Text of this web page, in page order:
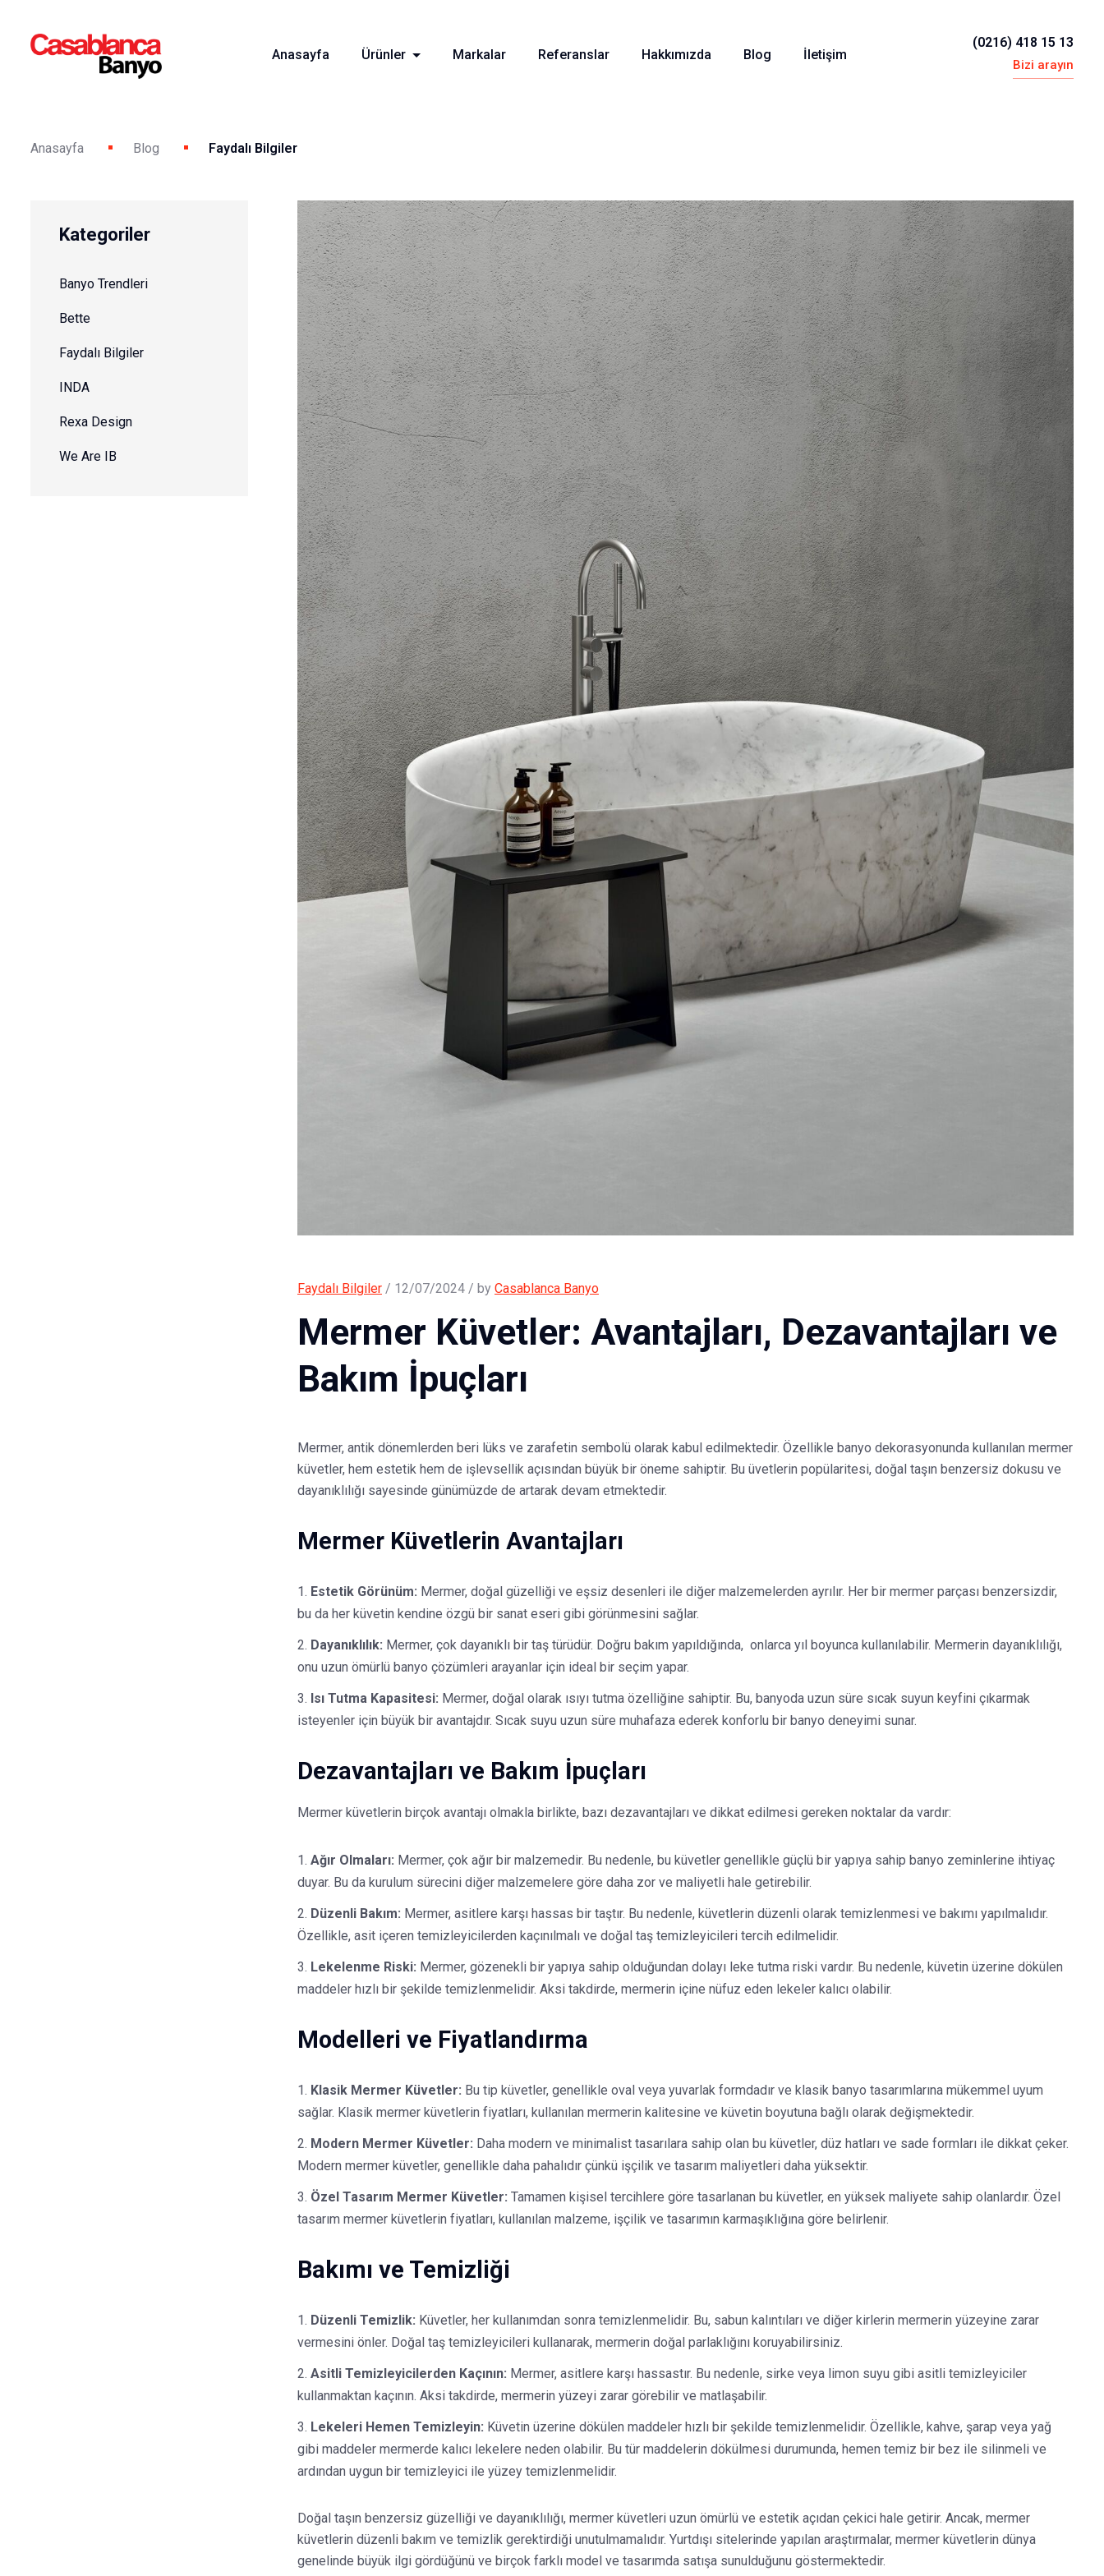
Anasayfa Ürünler Markalar Referanslar Hakkımızda Blog İletişim
(0216) 418 15 13
Bizi arayın
Anasayfa Blog Faydalı Bilgiler
Kategoriler
Banyo Trendleri
Bette
Faydalı Bilgiler
INDA
Rexa Design
We Are IB
Faydalı Bilgiler / 12/07/2024 / by Casablanca Banyo
Mermer Küvetler: Avantajları, Dezavantajları ve
Bakım İpuçları
Mermer, antik dönemlerden beri lüks ve zarafetin sembolü olarak kabul edilmektedir. Özellikle banyo dekorasyonunda kullanılan mermer
küvetler, hem estetik hem de işlevsellik açısından büyük bir öneme sahiptir. Bu üvetlerin popülaritesi, doğal taşın benzersiz dokusu ve
dayanıklılığı sayesinde günümüzde de artarak devam etmektedir.
Mermer Küvetlerin Avantajları
Estetik Görünüm: Mermer, doğal güzelliği ve eşsiz desenleri ile diğer malzemelerden ayrılır. Her bir mermer parçası benzersizdir,
bu da her küvetin kendine özgü bir sanat eseri gibi görünmesini sağlar.
Dayanıklılık: Mermer, çok dayanıklı bir taş türüdür. Doğru bakım yapıldığında, onlarca yıl boyunca kullanılabilir. Mermerin dayanıklılığı,
onu uzun ömürlü banyo çözümleri arayanlar için ideal bir seçim yapar.
Isı Tutma Kapasitesi: Mermer, doğal olarak ısıyı tutma özelliğine sahiptir. Bu, banyoda uzun süre sıcak suyun keyfini çıkarmak
isteyenler için büyük bir avantajdır. Sıcak suyu uzun süre muhafaza ederek konforlu bir banyo deneyimi sunar.
Dezavantajları ve Bakım İpuçları
Mermer küvetlerin birçok avantajı olmakla birlikte, bazı dezavantajları ve dikkat edilmesi gereken noktalar da vardır:
Ağır Olmaları: Mermer, çok ağır bir malzemedir. Bu nedenle, bu küvetler genellikle güçlü bir yapıya sahip banyo zeminlerine ihtiyaç
duyar. Bu da kurulum sürecini diğer malzemelere göre daha zor ve maliyetli hale getirebilir.
Düzenli Bakım: Mermer, asitlere karşı hassas bir taştır. Bu nedenle, küvetlerin düzenli olarak temizlenmesi ve bakımı yapılmalıdır.
Özellikle, asit içeren temizleyicilerden kaçınılmalı ve doğal taş temizleyicileri tercih edilmelidir.
Lekelenme Riski: Mermer, gözenekli bir yapıya sahip olduğundan dolayı leke tutma riski vardır. Bu nedenle, küvetin üzerine dökülen
maddeler hızlı bir şekilde temizlenmelidir. Aksi takdirde, mermerin içine nüfuz eden lekeler kalıcı olabilir.
Modelleri ve Fiyatlandırma
Klasik Mermer Küvetler: Bu tip küvetler, genellikle oval veya yuvarlak formdadır ve klasik banyo tasarımlarına mükemmel uyum
sağlar. Klasik mermer küvetlerin fiyatları, kullanılan mermerin kalitesine ve küvetin boyutuna bağlı olarak değişmektedir.
Modern Mermer Küvetler: Daha modern ve minimalist tasarılara sahip olan bu küvetler, düz hatları ve sade formları ile dikkat çeker.
Modern mermer küvetler, genellikle daha pahalıdır çünkü işçilik ve tasarım maliyetleri daha yüksektir.
Özel Tasarım Mermer Küvetler: Tamamen kişisel tercihlere göre tasarlanan bu küvetler, en yüksek maliyete sahip olanlardır. Özel
tasarım mermer küvetlerin fiyatları, kullanılan malzeme, işçilik ve tasarımın karmaşıklığına göre belirlenir.
Bakımı ve Temizliği
Düzenli Temizlik: Küvetler, her kullanımdan sonra temizlenmelidir. Bu, sabun kalıntıları ve diğer kirlerin mermerin yüzeyine zarar
vermesini önler. Doğal taş temizleyicileri kullanarak, mermerin doğal parlaklığını koruyabilirsiniz.
Asitli Temizleyicilerden Kaçının: Mermer, asitlere karşı hassastır. Bu nedenle, sirke veya limon suyu gibi asitli temizleyiciler
kullanmaktan kaçının. Aksi takdirde, mermerin yüzeyi zarar görebilir ve matlaşabilir.
Lekeleri Hemen Temizleyin: Küvetin üzerine dökülen maddeler hızlı bir şekilde temizlenmelidir. Özellikle, kahve, şarap veya yağ
gibi maddeler mermerde kalıcı lekelere neden olabilir. Bu tür maddelerin dökülmesi durumunda, hemen temiz bir bez ile silinmeli ve
ardından uygun bir temizleyici ile yüzey temizlenmelidir.
Doğal taşın benzersiz güzelliği ve dayanıklılığı, mermer küvetleri uzun ömürlü ve estetik açıdan çekici hale getirir. Ancak, mermer
küvetlerin düzenli bakım ve temizlik gerektirdiği unutulmamalıdır. Yurtdışı sitelerinde yapılan araştırmalar, mermer küvetlerin dünya
genelinde büyük ilgi gördüğünü ve birçok farklı model ve tasarımda satışa sunulduğunu göstermektedir.